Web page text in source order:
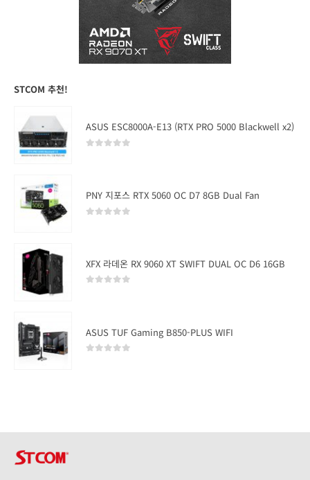
STCOM 추천!
ASUS ESC8000A-E13 (RTX PRO 5000 Blackwell x2)
PNY 지포스 RTX 5060 OC D7 8GB Dual Fan
XFX 라데온 RX 9060 XT SWIFT DUAL OC D6 16GB
ASUS TUF Gaming B850-PLUS WIFI